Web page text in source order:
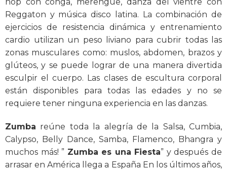
Reggaton y música disco latina. La combinación de
ejercicios de resistencia dinámica y entrenamiento
cardio utilizan un peso liviano para cubrir todas las
zonas musculares como: muslos, abdomen, brazos y
glúteos, y se puede lograr de una manera divertida
esculpir el cuerpo. Las clases de escultura corporal
están disponibles para todas las edades y no se
requiere tener ninguna experiencia en las danzas.
Zumba reúne toda la alegría de la Salsa, Cumbia,
Calypso, Belly Dance, Samba, Flamenco, Bhangra y
muchos más! ” Zumba es una Fiesta” y después de
arrasar en América llega a España En los últimos años,